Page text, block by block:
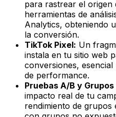
para rastrear el origen
herramientas de
Analytics, obteniendo
la conversión.
TikTok Pixel: Un
instala en tu sitio web
conversiones,
de performance.
Pruebas A/B y
impacto real de tu
rendimiento de grupos